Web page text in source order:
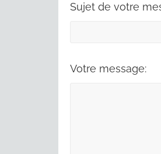
Sujet de votre
Votre message: